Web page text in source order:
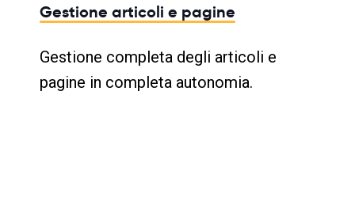
Gestione articoli e pagine
Gestione completa degli articoli e
pagine in completa autonomia.